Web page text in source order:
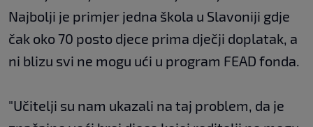
Najbolji je primjer jedna škola u Slavoniji gdje
čak oko 70 posto djece prima dječji doplatak, a
ni blizu svi ne mogu ući u program FEAD fonda.
"Učitelji su nam ukazali na taj problem, da je